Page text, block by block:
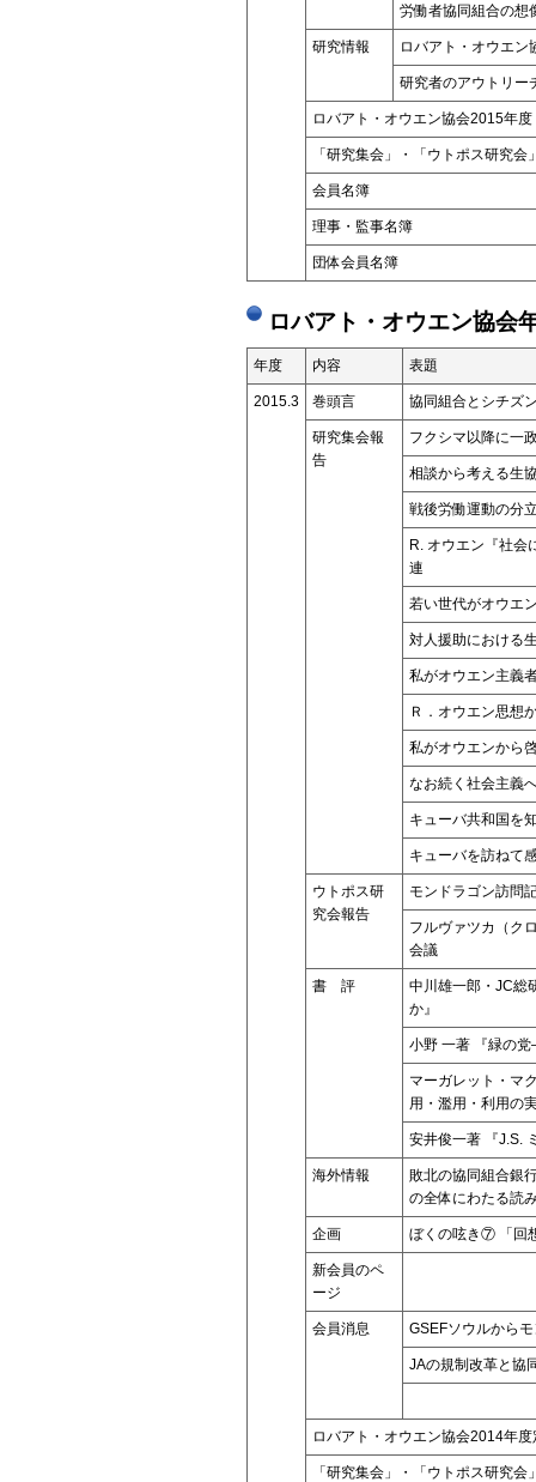
労働者協同組合の想
研究情報 ロバアト・オウエン
研究者のアウトリー
ロバアト・オウエン協会2015年
「研究集会」・「ウトポス研究会
会員名簿
理事・監事名簿
団体会員名簿
ロバアト・オウエン協
年度 内容 表題
2015.3 巻頭言 協同組合とシチズ
研究集会報
告
フクシマ以降に一
相談から考える生
戦後労働運動の分
R. オウエン『社会
連
若い世代がオウエ
対人援助における
私がオウエン主義
Ｒ．オウエン思想
私がオウエンから
なお続く社会主義
キューバ共和国を
キューバを訪ねて
ウトポス研
究会報告
モンドラゴン訪問
フルヴァツカ（ク
会議
書 評
中川雄一郎・JC総
か』
小野 一著 『緑の
マーガレット・
用・濫用・利用の
安井俊一著 『J.S.
海外情報
敗北の協同組合銀
の全体にわたる読
企画 ぼくの呟き⑦ 「回
新会員のペ
ージ
会員消息 GSEFソウルから
JAの規制改革と協
ロバアト・オウエン協会2014年
「研究集会」・「ウトポス研